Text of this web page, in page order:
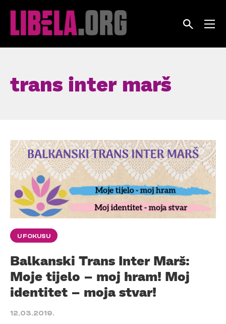
trans inter marš
U FOKUSU
Balkanski Trans Inter Marš:
Moje tijelo – moj hram! Moj
identitet – moja stvar!
12.03.2019.